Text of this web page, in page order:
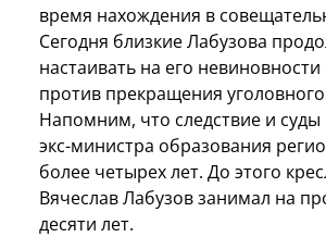
время нахождения в
Сегодня близкие Лабузова
настаивать на его
против прекращения
Напомним, что следствие и
экс-министра образования
более четырех лет. До этого
Вячеслав Лабузов занимал на
десяти лет.